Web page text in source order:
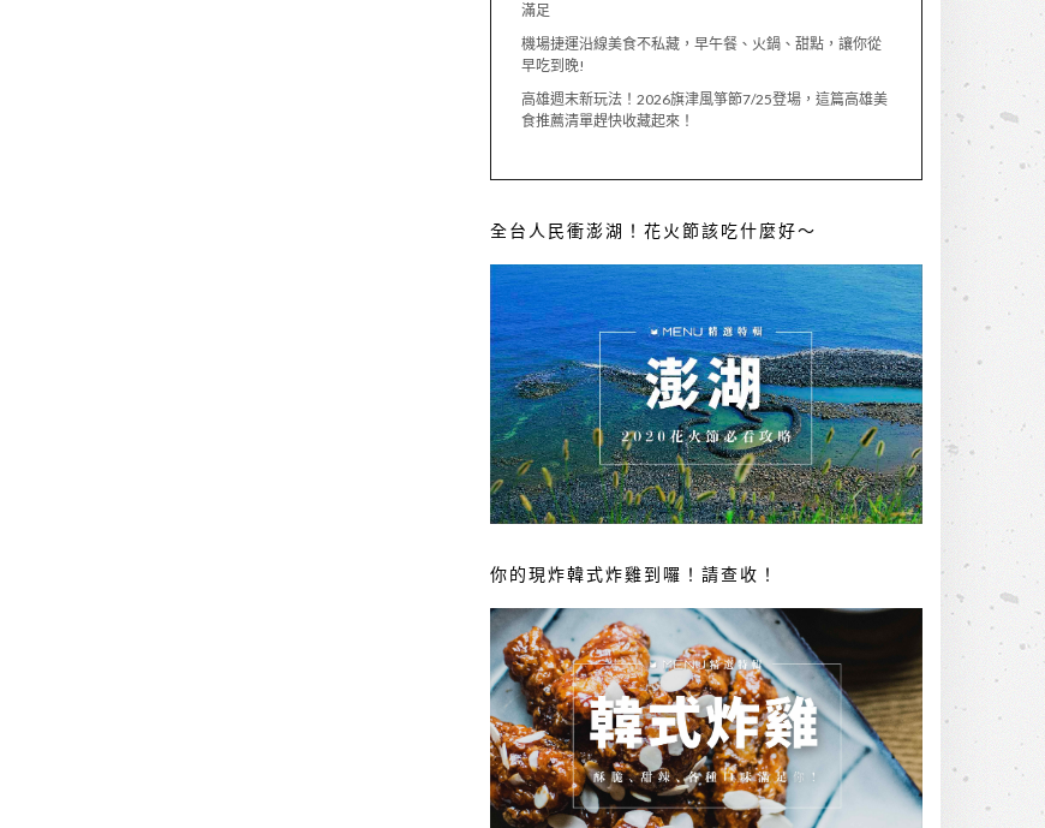
滿足
機場捷運沿線美食不私藏，早午餐、火鍋、甜點，讓你從
早吃到晚!
高雄週末新玩法！2026旗津風箏節7/25登場，這篇高雄美
食推薦清單趕快收藏起來！
全台人民衝澎湖！花火節該吃什麼好～
你的現炸韓式炸雞到囉！請查收！